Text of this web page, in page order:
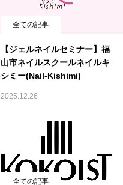
全ての記事
【ジェルネイルセミナー】福
山市ネイルスクールネイルキ
シミー(Nail-Kishimi)
2025.12.26
全ての記事